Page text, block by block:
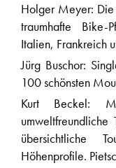
Holger Meyer:
traumhafte Bike-
Italien, Frankreich
Jürg Buschor:
100 schönsten
Kurt Beckel:
umweltfreundliche
übersichtliche
Höhenprofile.